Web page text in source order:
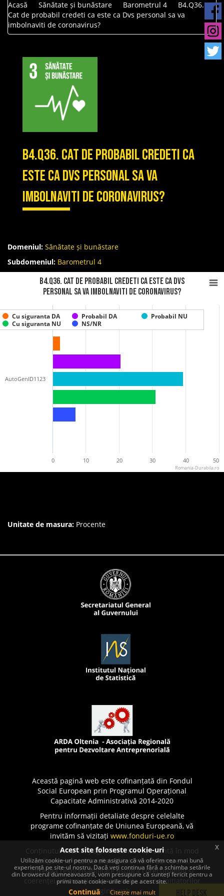
Acasă Sănătate și bunăstare Barometrul 4
B4.Q36.
Cat de probabil credeti ca este ca Dvs personal sa va
imbolnaviti de coronavirus?
B4.Q36. Cat de probabil credeti ca
este ca Dvs personal sa va
imbolnaviti de coronavirus?
Domeniul: Sănătate și bunăstare
Subdomeniul: Barometrul 4
B4.Q36. Cat de probabil credeti ca este ca Dvs
personal sa va imbolnaviti de coronavirus?
Cu siguranta DA Probabil DA
Probabil NU
Cu siguranta NU
NS/NR
AutoGenID1123
0 10 20 30 40 50
Romania-Durabila.ro
Unitate de masura: Procente
Această pagină web este cofinanțată din Fondul
Social European prin Programul Operațional
Capacitate Administrativă 2014-2020
Pentru informații detaliate despre celelalte
programe cofinanțate de Uniunea Europeană, vă
invităm să vizitați www.fonduri-ue.ro
Conținutul acestei pagini web nu reprezintă în mod
obligatoriu poziția oficială a Uniunii Europene.
Întreaga responsabilitate asupra corectitudinii și
coerenței informațiilor prezentate revine inițiatorilor
paginii web.
Help Desk
Acest site foloseste cookie-uri
Utilizăm cookie-uri pentru a ne asigura că vă oferim cea mai bună
experiență pe site-ul nostru. Dacă veți continua fără a schimba setările
din browserul dumneavoastră, vom presupune că sunteți fericit pentru a
primi toate cookie-urile de pe acest site.
Continuă Citește mai mult
x